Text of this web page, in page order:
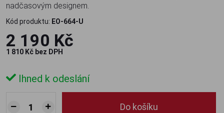
nadčasovým designem.
Kód produktu: EO-664-U
2 190 Kč
1 810 Kč bez DPH
Ihned k odeslání
Do košíku